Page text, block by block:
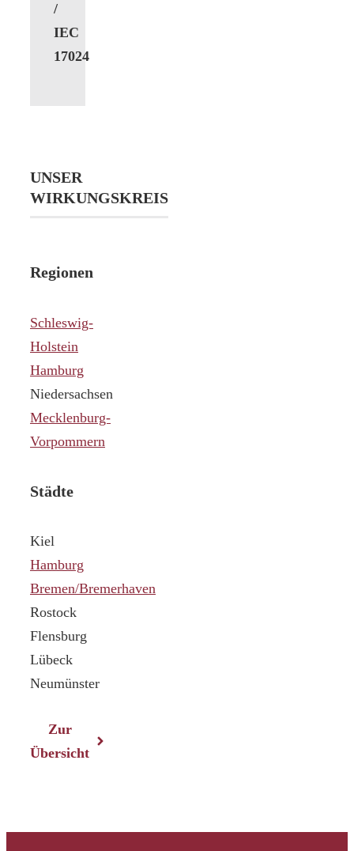
/
IEC
17024
UNSER
WIRKUNGSKREIS
Regionen
Schleswig-
Holstein
Hamburg
Niedersachsen
Mecklenburg-
Vorpommern
Städte
Kiel
Hamburg
Bremen/Bremerhaven
Rostock
Flensburg
Lübeck
Neumünster
Zur
Übersicht